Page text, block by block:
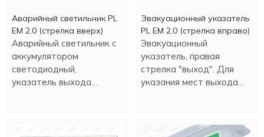
Аварийный светильник PL
EM 2.0 (стрелка вверх)
Аварийный светильник с
аккумулятором
светодиодный,
указатель выхода
Эвакуационный указатель
PL EM 2.0 (стрелка вправо)
Эвакуационный
указатель, правая
стрелка "выход". Для
указания мест выхода